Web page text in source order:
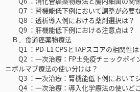
Q7 ：腎機能低下例において調整が必要
Q8 ：透析導入例における薬剤選択は？
Q9 ：肝機能低下例における注意点は？
Ｂ．食道癌薬物療法
Q1 ：PD-L1 CPSとTAPスコアの相関性は
Q2 ：一次治療：FP±免疫チェックポイ
ニボルマブ療法の使い分けは？
Q3 ：一次治療：腎機能低下例において
Q4 ：一次治療：導入化学療法の使いど